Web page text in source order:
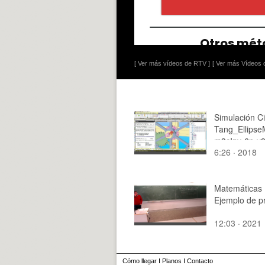
[ Ver más vídeos de RTV ] [ Ver más Vídeos
Simulación
m3cInv-6p-
Recurdyn -
6:26 · 2018
Matemáticas
Ejemplo de
12:03 · 2021
Cómo llegar I Planos I Contacto